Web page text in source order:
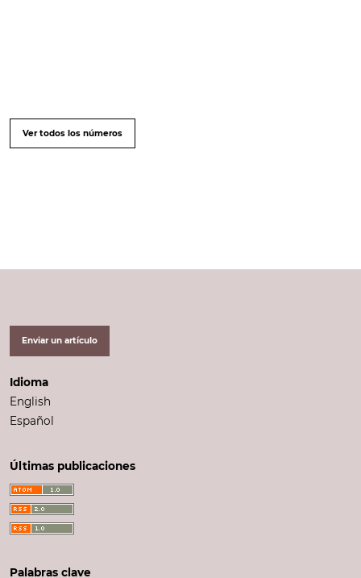
Ver todos los números
Enviar un artículo
Idioma
English
Español
Últimas publicaciones
Palabras clave